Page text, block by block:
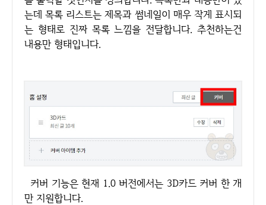
는데 목록 리스트는 제목과 썸네일이 매우 작게 표시되
는 형태로 진짜 목록 느낌을 전달합니다. 추천하는건
내용만 형태입니다.
커버 기능은 현재 1.0 버전에서는 3D카드 커버 한 개
만 지원합니다.